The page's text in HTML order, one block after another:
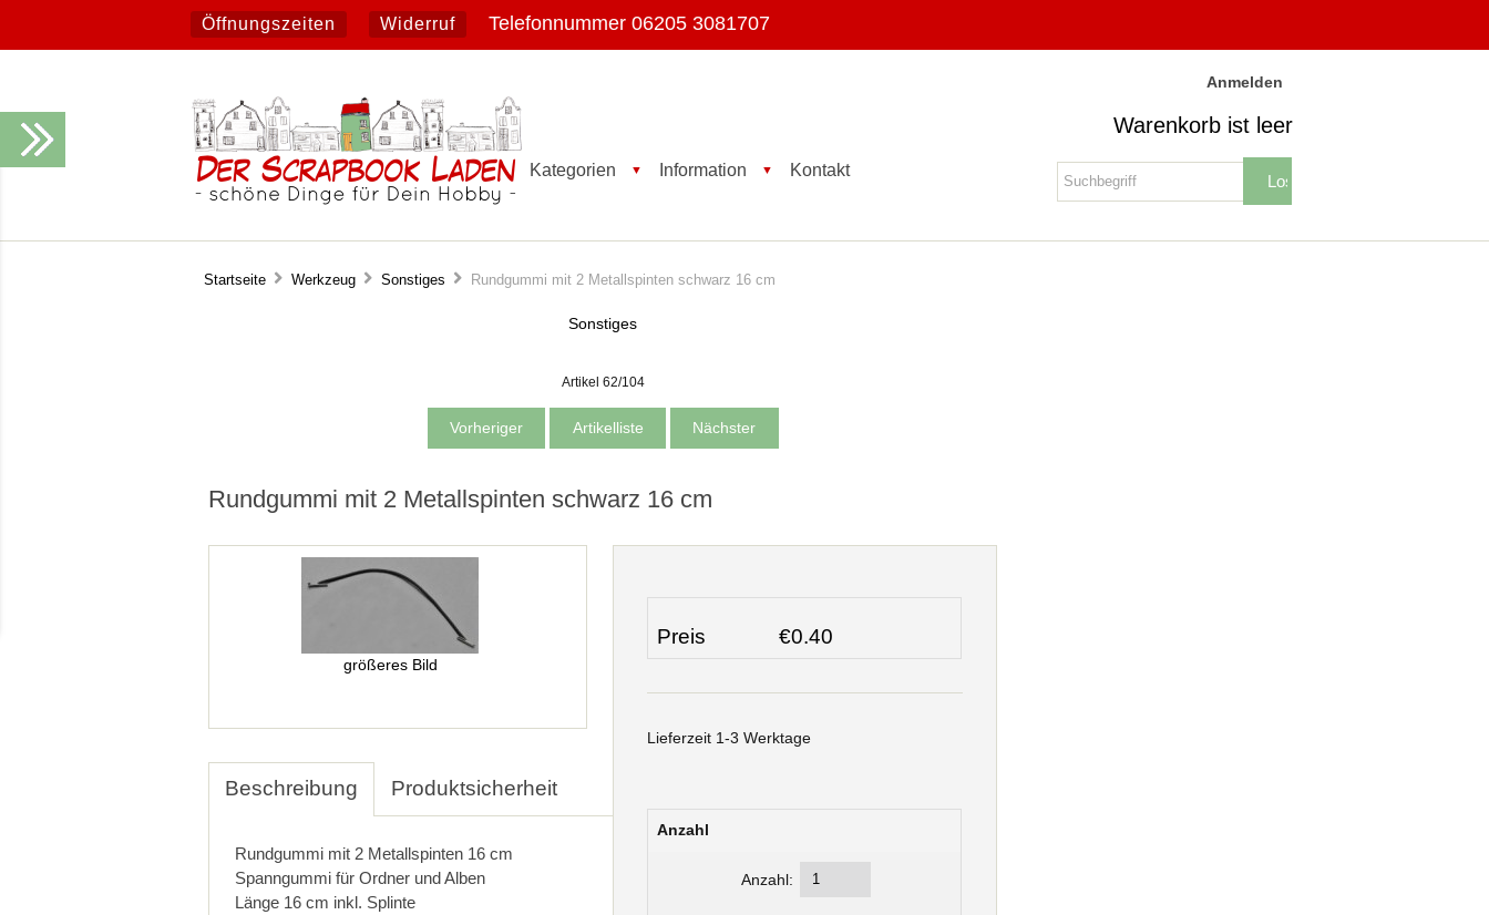
Öffnungszeiten Widerruf Telefonnummer 06205 3081707
Kategorien ▼ Information ▼ Kontakt
Anmelden
Warenkorb ist leer
Startseite Werkzeug Sonstiges Rundgummi mit 2 Metallspinten schwarz 16 cm
Sonstiges
Artikel 62/104
Vorheriger Artikelliste Nächster
Rundgummi mit 2 Metallspinten schwarz 16 cm
größeres Bild
Preis €0.40
Lieferzeit 1-3 Werktage
Anzahl
Anzahl:
Beschreibung Produktsicherheit
Rundgummi mit 2 Metallspinten 16 cm
Spanngummi für Ordner und Alben
Länge 16 cm inkl. Splinte